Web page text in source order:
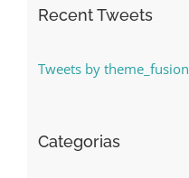
Recent Tweets
Tweets by theme_fusion
Categorias